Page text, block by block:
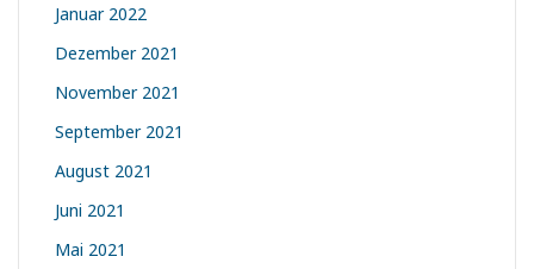
Januar 2022
Dezember 2021
November 2021
September 2021
August 2021
Juni 2021
Mai 2021